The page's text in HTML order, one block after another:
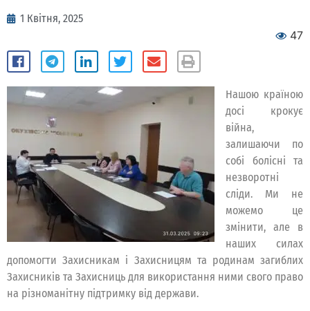
1 Квітня, 2025
47
Нашою країною
досі крокує
війна,
залишаючи по
собі болісні та
незворотні
сліди. Ми не
можемо це
змінити, але в
наших силах
допомогти Захисникам і Захисницям та родинам загиблих
Захисників та Захисниць для використання ними свого право
на різноманітну підтримку від держави.